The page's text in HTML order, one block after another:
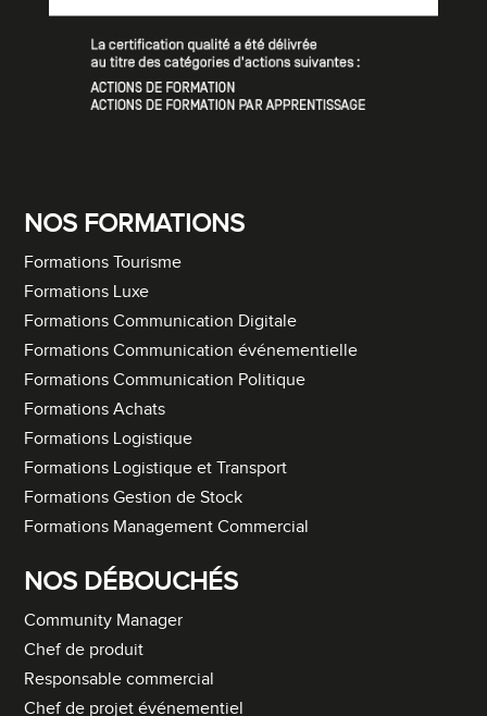
NOS FORMATIONS
Formations Tourisme
Formations Luxe
Formations Communication Digitale
Formations Communication événementielle
Formations Communication Politique
Formations Achats
Formations Logistique
Formations Logistique et Transport
Formations Gestion de Stock
Formations Management Commercial
NOS DÉBOUCHÉS
Community Manager
Chef de produit
Responsable commercial
Chef de projet événementiel